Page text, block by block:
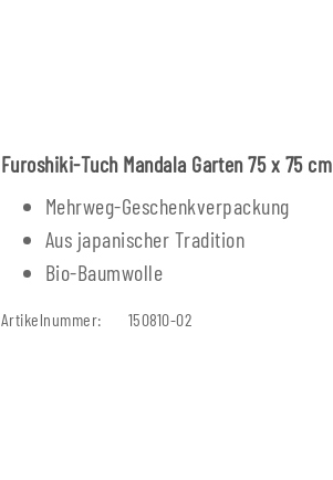
Furoshiki-Tuch Mandala Garten 75 x 75 cm
Mehrweg-Geschenkverpackung
Aus japanischer Tradition
Bio-Baumwolle
Artikelnummer: 150810-02